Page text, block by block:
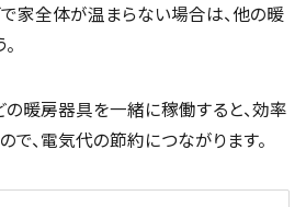
で家全体が温まらない場合は、他の暖
の暖房器具を一緒に稼働すると、効率
で、電気代の節約につながります。